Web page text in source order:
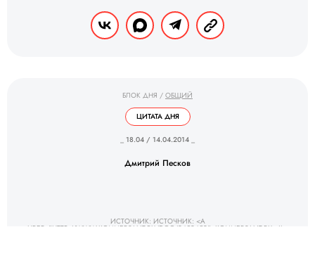
БЛОК ДНЯ / ОБЩИЙ
ЦИТАТА ДНЯ
_ 18.04 / 14.04.2014 _
Дмитрий Песков
ИСТОЧНИК: ИСТОЧНИК: <A
HREF="HTTP://WWW.KOMMERSANT.RU/DOC/2452452">KOMMERSANT.RU</A>